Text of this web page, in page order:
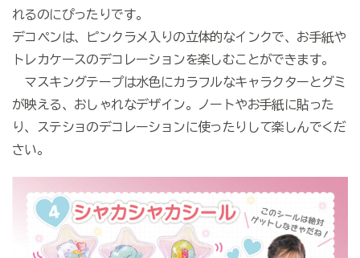
れるのにぴったりです。
デコペンは、ピンクラメ入りの立体的なインクで、お手紙や
トレカケースのデコレーションを楽しむことができます。
マスキングテープは水色にカラフルなキャラクターとグミ
が映える、おしゃれなデザイン。ノートやお手紙に貼った
り、ステショのデコレーションに使ったりして楽しんでくだ
さい。